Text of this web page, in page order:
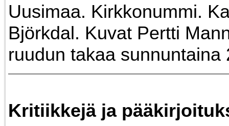
Uusimaa. Kirkkonummi.
Björkdal. Kuvat Pertti
ruudun takaa sunnuntaina
Kritiikkejä ja